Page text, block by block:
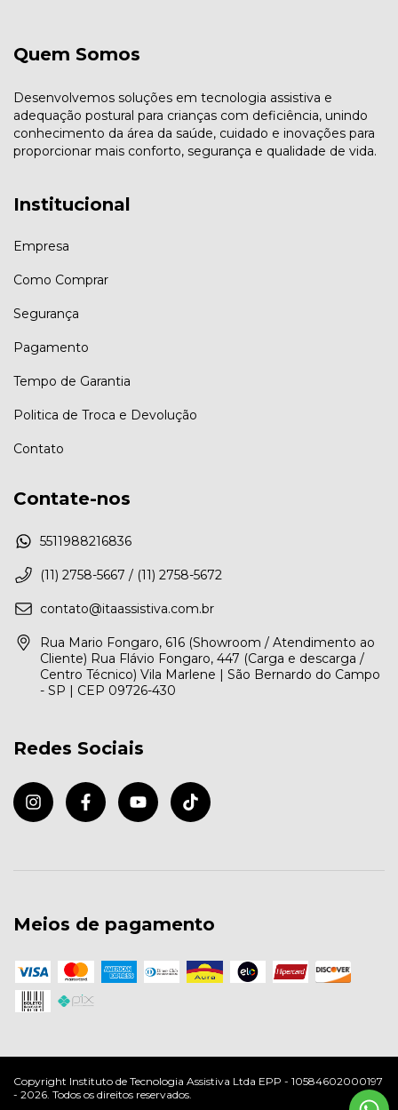
Quem Somos
Desenvolvemos soluções em tecnologia assistiva e
adequação postural para crianças com deficiência, unindo
conhecimento da área da saúde, cuidado e inovações para
proporcionar mais conforto, segurança e qualidade de vida.
Institucional
Empresa
Como Comprar
Segurança
Pagamento
Tempo de Garantia
Politica de Troca e Devolução
Contato
Contate-nos
5511988216836
(11) 2758-5667 / (11) 2758-5672
contato@itaassistiva.com.br
Rua Mario Fongaro, 616 (Showroom / Atendimento ao
Cliente) Rua Flávio Fongaro, 447 (Carga e descarga /
Centro Técnico) Vila Marlene | São Bernardo do Campo
- SP | CEP 09726-430
Redes Sociais
Meios de pagamento
Copyright Instituto de Tecnologia Assistiva Ltda EPP - 10584602000197
- 2026. Todos os direitos reservados.